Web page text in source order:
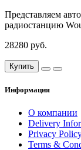
Представляем
радиостанцию
28280 руб.
Купить
Информация
О компании
Delivery
Privacy
Terms &